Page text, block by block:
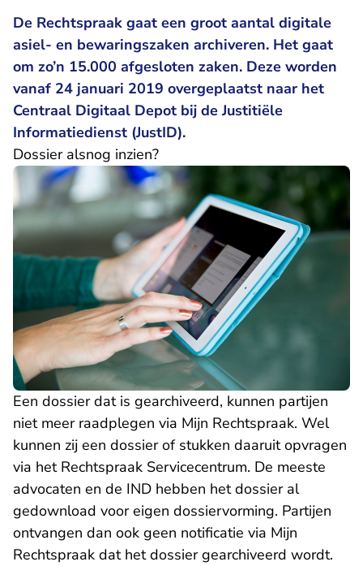
De Rechtspraak gaat een groot aantal digitale
asiel- en bewaringszaken archiveren. Het gaat
om zo’n 15.000 afgesloten zaken. Deze worden
vanaf 24 januari 2019 overgeplaatst naar het
Centraal Digitaal Depot bij de Justitiële
Informatiedienst (JustID).
Dossier alsnog inzien?
Een dossier dat is gearchiveerd, kunnen partijen
niet meer raadplegen via Mijn Rechtspraak. Wel
kunnen zij een dossier of stukken daaruit opvragen
via het Rechtspraak Servicecentrum. De meeste
advocaten en de IND hebben het dossier al
gedownload voor eigen dossiervorming. Partijen
ontvangen dan ook geen notificatie via Mijn
Rechtspraak dat het dossier gearchiveerd wordt.